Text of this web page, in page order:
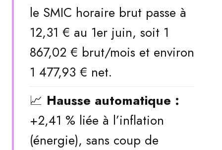
le SMIC horaire brut passe à
12,31 € au 1er juin, soit 1
867,02 € brut/mois et environ
1 477,93 € net.
📈 Hausse automatique :
+2,41 % liée à l’inflation
(énergie), sans coup de